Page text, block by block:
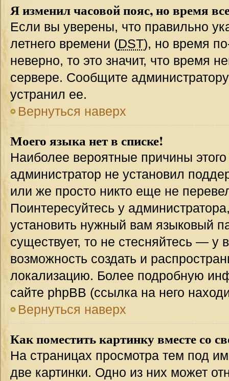
Я изменил часовой пояс, но время
Если вы уверены, что правильно
летнего времени (DST), но время
неверно, то это значит, что время
сервере. Сообщите
устранил ее.
Вернуться наверх
Моего языка нет в списке!
Наиболее вероятные причины этого
администратор не установил
или же просто никто еще не
Поинтересуйтесь у
установить нужный вам языковый
существует, то не стесняйтесь — у
возможность создать и
локализацию. Более подробную
сайте phpBB (ссылка на него
Вернуться наверх
Как поместить картинку вместе со
На страницах просмотра тем под
две картинки. Одно из них может